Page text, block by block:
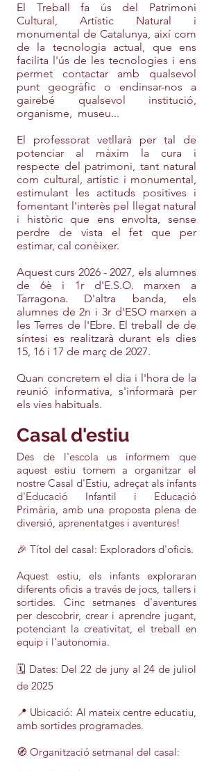
El Treball fa ús del Patrimoni
Cultural, Artístic Natural i
monumental de Catalunya, així com
de la tecnologia actual, que ens
facilita l'ús de les tecnologies i ens
permet contactar amb qualsevol
punt geogràfic o endinsar-nos a
gairebé qualsevol institució,
organisme, museu...
El professorat vetllarà per tal de
potenciar al màxim la cura i
respecte del patrimoni, tant natural
com cultural, artístic i monumental,
estimulant les actituds positives i
fomentant l'interès pel llegat natural
i històric que ens envolta, sense
perdre de vista el fet que per
estimar, cal conèixer.
Aquest curs 2026 - 2027, els alumnes
de 6è i 1r d'E.S.O. marxen a
Tarragona. D'altra banda, els
alumnes de 2n i 3r d'ESO marxen a
les Terres de l'Ebre. El treball de de
síntesi es realitzarà durant els dies
15, 16 i 17 de març de 2027.
Quan concretem el dia i l'hora de la
reunió informativa, s'informarà per
els vies habituals.
Casal d'estiu
Des de l'escola us informem que
aquest estiu tornem a organitzar el
nostre Casal d'Estiu, adreçat als infants
d'Educació Infantil i Educació
Primària, amb una proposta plena de
diversió, aprenentatges i aventures!
🎉 Títol del casal: Exploradors d'oficis.
Aquest estiu, els infants exploraran
diferents oficis a través de jocs, tallers i
sortides. Cinc setmanes d'aventures
per descobrir, crear i aprendre jugant,
potenciant la creativitat, el treball en
equip i l'autonomia.
🗓️ Dates: Del 22 de juny al 24 de juliol
de 2025
📍 Ubicació: Al mateix centre educatiu,
amb sortides programades.
🧭 Organització setmanal del casal: